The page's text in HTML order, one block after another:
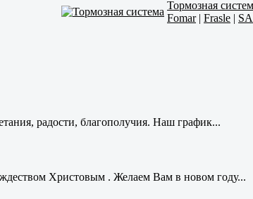
Тормозная
Fomar| Frasle |
радости, благополучия. Наш график...
Христовым . Желаем Вам в новом году...